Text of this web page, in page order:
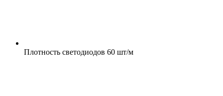
Плотность светодиодов 60 шт/м